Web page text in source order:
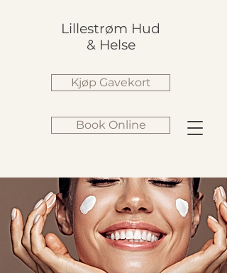
Book Online
Lillestrøm Hud
& Helse
Kjøp Gavekort